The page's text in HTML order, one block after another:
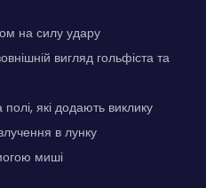
на силу удару
вигляд гольфіста та
які додають виклику
в лунку
миші